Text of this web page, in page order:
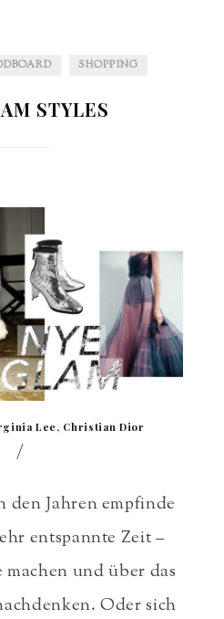
SHOPPING
STYLES
Lee, Christian Dior
/
den Jahren empfinde
entspannte Zeit –
machen und über das
Oder sich